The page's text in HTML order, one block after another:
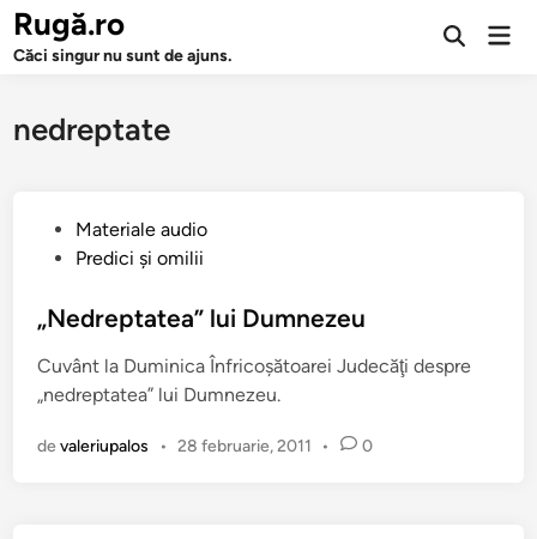
Sari
conținut
Rugă.ro
Căci singur nu sunt de ajuns.
Deschide
nedreptate
c
a
î
Materiale audio
Predici şi omilii
„Nedreptatea” lui Dumnezeu
Cuvânt la Duminica Înfricoşătoarei Judecăţi despre
„nedreptatea” lui Dumnezeu.
devaleriupalos • 28 februarie, 2011 • 0